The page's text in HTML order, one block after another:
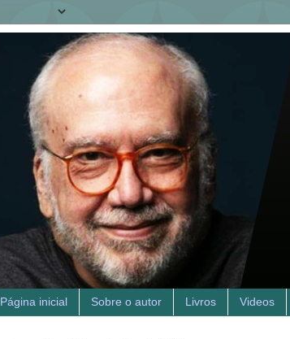
Página inicial Sobre o autor Livros Videos